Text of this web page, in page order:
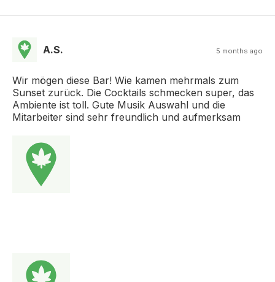
A.S. 5 months ago
Wir mögen diese Bar! Wie kamen mehrmals zum
Sunset zurück. Die Cocktails schmecken super, das
Ambiente ist toll. Gute Musik Auswahl und die
Mitarbeiter sind sehr freundlich und aufmerksam